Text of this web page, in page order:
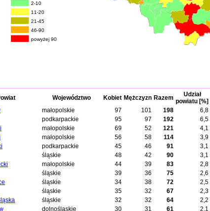
2-10
11-20
21-45
46-90
powyżej 90
Województwo Kobiet Mężczyzn Razem
Udział
powiatu [%]
małopolskie 97 101 198 6,8
podkarpackie 95 97 192 6,5
małopolskie 69 52 121 4,1
małopolskie 56 58 114 3,9
podkarpackie 45 46 91 3,1
śląskie 48 42 90 3,1
małopolskie 44 39 83 2,8
śląskie 39 36 75 2,6
śląskie 34 38 72 2,5
śląskie 35 32 67 2,3
śląskie 32 32 64 2,2
dolnośląskie 30 31 61 2,1